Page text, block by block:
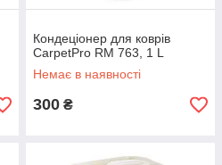
Кондеціонер для коврів
CarpetPro RM 763, 1 L
Немає в наявності
300 ₴